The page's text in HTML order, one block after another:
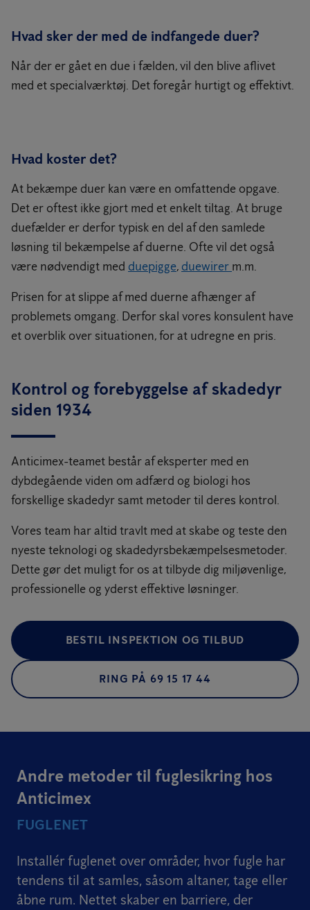
Hvad sker der med de indfangede duer?
Når der er gået en due i fælden, vil den blive aflivet
med et specialværktøj. Det foregår hurtigt og effektivt.
Hvad koster det?
At bekæmpe duer kan være en omfattende opgave.
Det er oftest ikke gjort med et enkelt tiltag. At bruge
duefælder er derfor typisk en del af den samlede
løsning til bekæmpelse af duerne. Ofte vil det også
være nødvendigt med duepigge, duewirer m.m.
Prisen for at slippe af med duerne afhænger af
problemets omgang. Derfor skal vores konsulent have
et overblik over situationen, for at udregne en pris.
Kontrol og forebyggelse af skadedyr
siden 1934
Anticimex-teamet består af eksperter med en
dybdegående viden om adfærd og biologi hos
forskellige skadedyr samt metoder til deres kontrol.
Vores team har altid travlt med at skabe og teste den
nyeste teknologi og skadedyrsbekæmpelsesmetoder.
Dette gør det muligt for os at tilbyde dig miljøvenlige,
professionelle og yderst effektive løsninger.
BESTIL INSPEKTION OG TILBUD
RING PÅ 69 15 17 44
Andre metoder til fuglesikring hos
Anticimex
FUGLENET
Installér fuglenet over områder, hvor fugle har
tendens til at samles, såsom altaner, tage eller
åbne rum. Nettet skaber en barriere, der